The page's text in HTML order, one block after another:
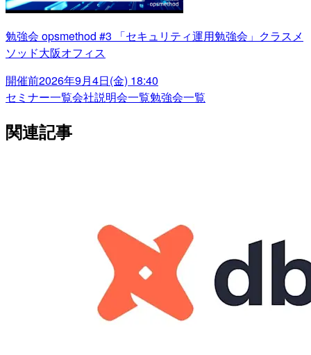
勉強会 opsmethod #3 「セキュリティ運用勉強会」クラスメ
ソッド大阪オフィス
開催前2026年9月4日(金) 18:40
セミナー一覧会社説明会一覧勉強会一覧
関連記事